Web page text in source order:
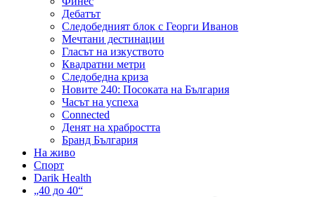
Дебатът
Следобедният блок с Георги Иванов
Мечтани дестинации
Гласът на изкуството
Квадратни метри
Следобедна криза
Новите 240: Посоката на България
Часът на успеха
Connected
Денят на храбростта
Бранд България
На живо
Спорт
Darik Health
„40 до 40“